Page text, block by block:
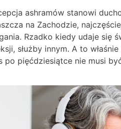
ashramów stanowi
na Zachodzie,
Rzadko kiedy udaje się
służby innym. A to
po pięćdziesiątce nie musi